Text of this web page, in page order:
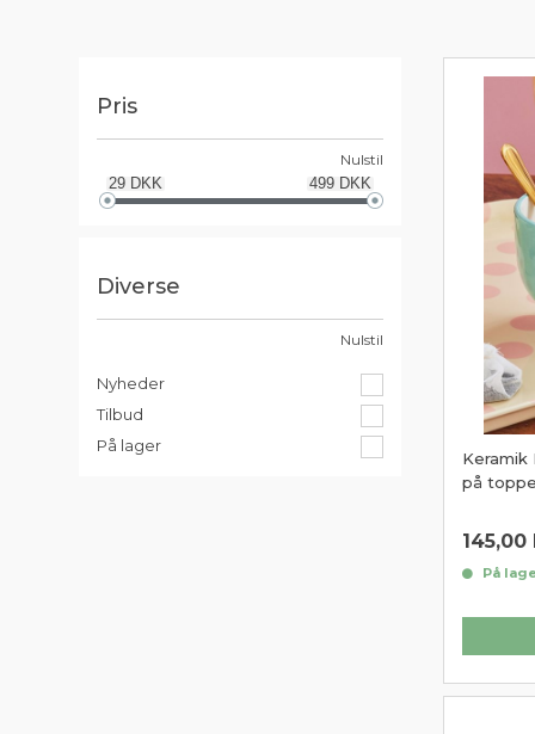
Pris
Nulstil
29DKK 499DKK
Diverse
Nulstil
Nyheder
Tilbud
På lager
Keramik
på
145,00
På